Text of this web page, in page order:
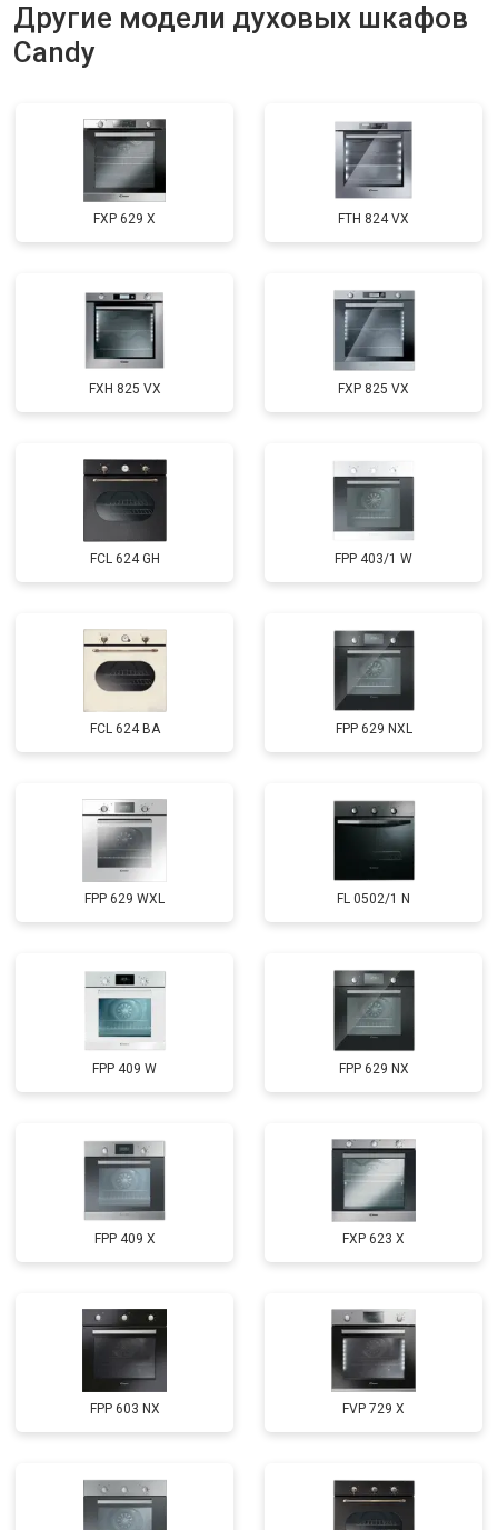
Другие модели духовых шкафов
Candy
FXP 629 X FTH 824 VX
FXH 825 VX FXP 825 VX
FCL 624 GH FPP 403/1 W
FCL 624 BA FPP 629 NXL
FPP 629 WXL FL 0502/1 N
FPP 409 W FPP 629 NX
FPP 409 X FXP 623 X
FPP 603 NX FVP 729 X